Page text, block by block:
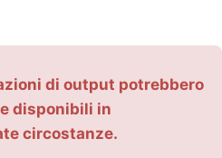
di output potrebbero
disponibili in
circostanze.